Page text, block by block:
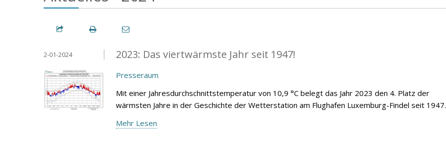
2023: Das viertwärmste Jahr seit 1947!
2-01-2024
Presseraum
Mit einer Jahresdurchschnittstemperatur von 10,9 °C belegt das Jahr 2023 den 4. Platz der
wärmsten Jahre in der Geschichte der Wetterstation am Flughafen Luxemburg-Findel seit 1947.
Mehr Lesen